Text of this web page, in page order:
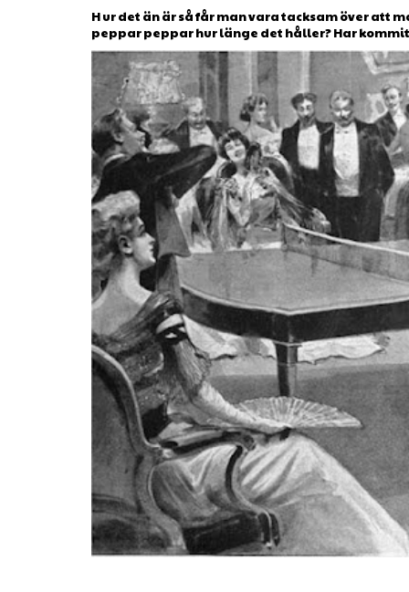
H ur det än är så får man vara tacksam över att
peppar peppar hur länge det håller? Har